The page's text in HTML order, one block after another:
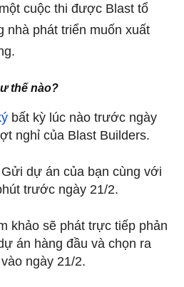
cuộc thi được Blast tổ
nhà phát triển muốn xuất
thế nào?
bất kỳ lúc nào trước ngày
nghỉ của Blast Builders.
Gửi dự án của bạn cùng với
trước ngày 21/2.
khảo sẽ phát trực tiếp phản
án hàng đầu và chọn ra
ngày 21/2.